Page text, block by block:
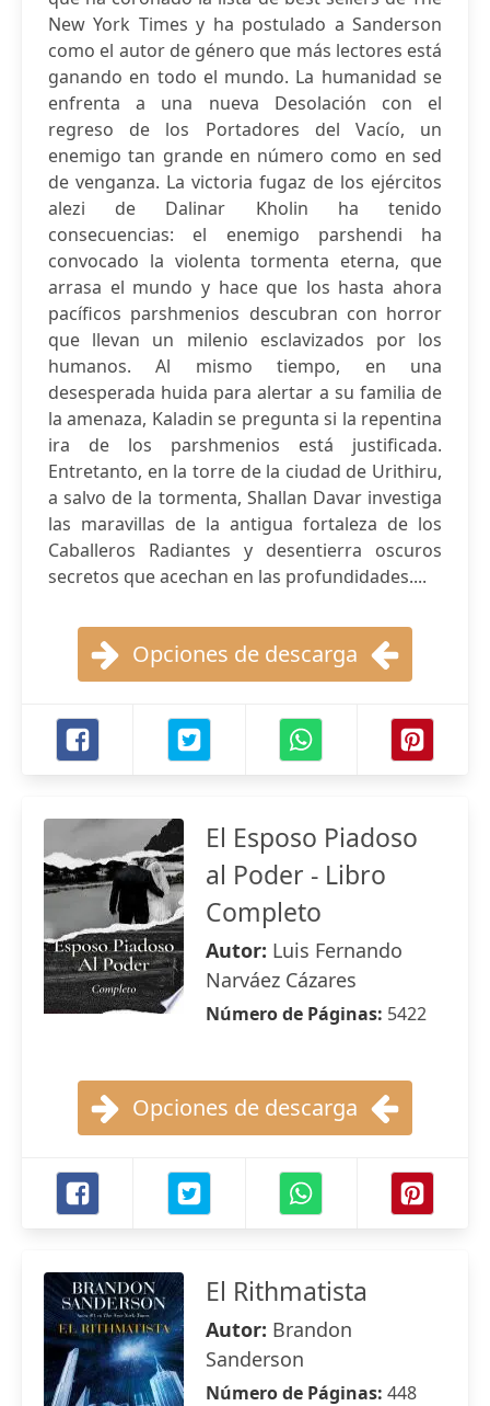
New York Times y ha postulado a Sanderson
como el autor de género que más lectores está
ganando en todo el mundo. La humanidad se
enfrenta a una nueva Desolación con el
regreso de los Portadores del Vacío, un
enemigo tan grande en número como en sed
de venganza. La victoria fugaz de los ejércitos
alezi de Dalinar Kholin ha tenido
consecuencias: el enemigo parshendi ha
convocado la violenta tormenta eterna, que
arrasa el mundo y hace que los hasta ahora
pacíficos parshmenios descubran con horror
que llevan un milenio esclavizados por los
humanos. Al mismo tiempo, en una
desesperada huida para alertar a su familia de
la amenaza, Kaladin se pregunta si la repentina
ira de los parshmenios está justificada.
Entretanto, en la torre de la ciudad de Urithiru,
a salvo de la tormenta, Shallan Davar investiga
las maravillas de la antigua fortaleza de los
Caballeros Radiantes y desentierra oscuros
secretos que acechan en las profundidades....
Opciones de descarga
El Esposo Piadoso
al Poder - Libro
Completo
Autor: Luis Fernando
Narváez Cázares
Número de Páginas: 5422
Opciones de descarga
El Rithmatista
Autor: Brandon
Sanderson
Número de Páginas: 448